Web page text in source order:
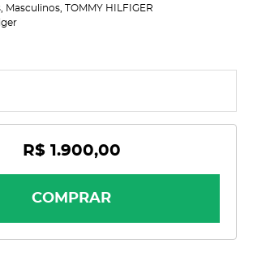
Masculinos TOMMY HILFIGER
R$ 1.900,00
COMPRAR